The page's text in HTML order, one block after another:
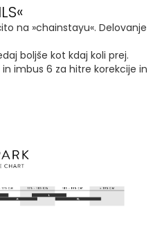
na »chainstayu«. Delovanje
boljše kot kdaj koli prej.
imbus 6 za hitre korekcije in